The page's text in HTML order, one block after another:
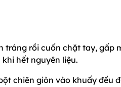
tráng rồi cuốn chặt tay, gấp
hết nguyên liệu.
chiên giòn vào khuấy đều